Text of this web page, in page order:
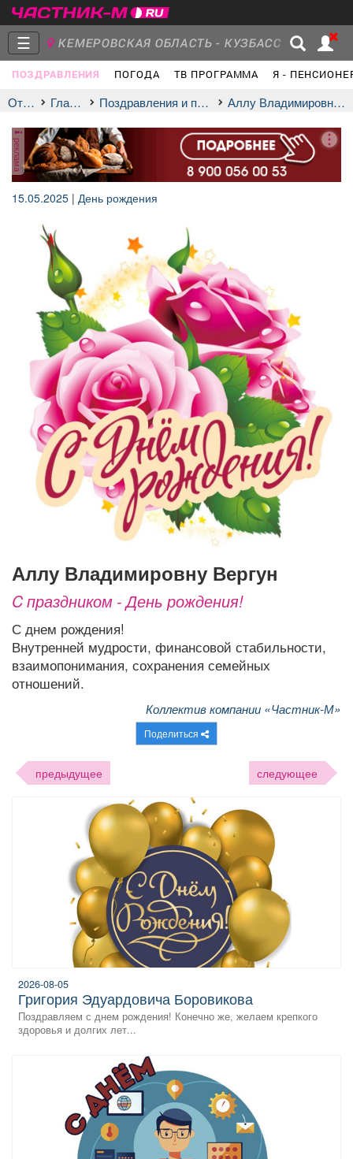
☰ КЕМЕРОВСКАЯ ОБЛАСТЬ - КУЗБАСС
ПОЗДРАВЛЕНИЯ ПОГОДА ТВ ПРОГРАММА
Я -
Главная
Новости
Объявления Недвижимость Услуги
Транспорт Компании
Афиша Обучение Проекты
Товары Поздравления Погода
Я - пенсионер
Отдых Главная Поздравления и праздники Аллу Владимировну Вергун
реклама
15.05.2025 | День рождения
Аллу Владимировну Вергун
C праздником - День рождения!
С днем рождения!
Внутренней мудрости, финансовой стабильности,
взаимопонимания, сохранения семейных
отношений.
Коллектив компании «Частник-М»
Поделиться
следующее
предыдущее
2026-08-05
Григория Эдуардовича Боровикова
Поздравляем с днем рождения! Конечно же, желаем крепкого
здоровья и долгих лет...